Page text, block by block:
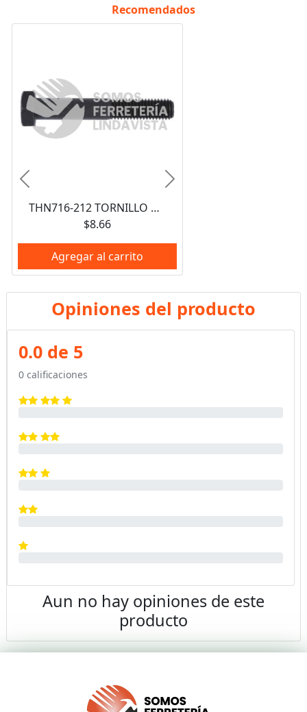
Recomendados
THN716-212 TORNILLO CABEZA HEXAGONAL 7/16" X 2-1/2" NEGRO CON VASTAGO GRADO 5 NACIONAL
$8.66
Agregar al carrito
Anterior Siguiente
Opiniones del producto
Aun no hay opiniones de este
producto
0.0 de 5
0 calificaciones